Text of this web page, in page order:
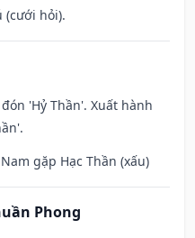
(cưới hỏi).
'Hỷ Thần'. Xuất hành
gặp Hạc Thần (xấu)
Phong